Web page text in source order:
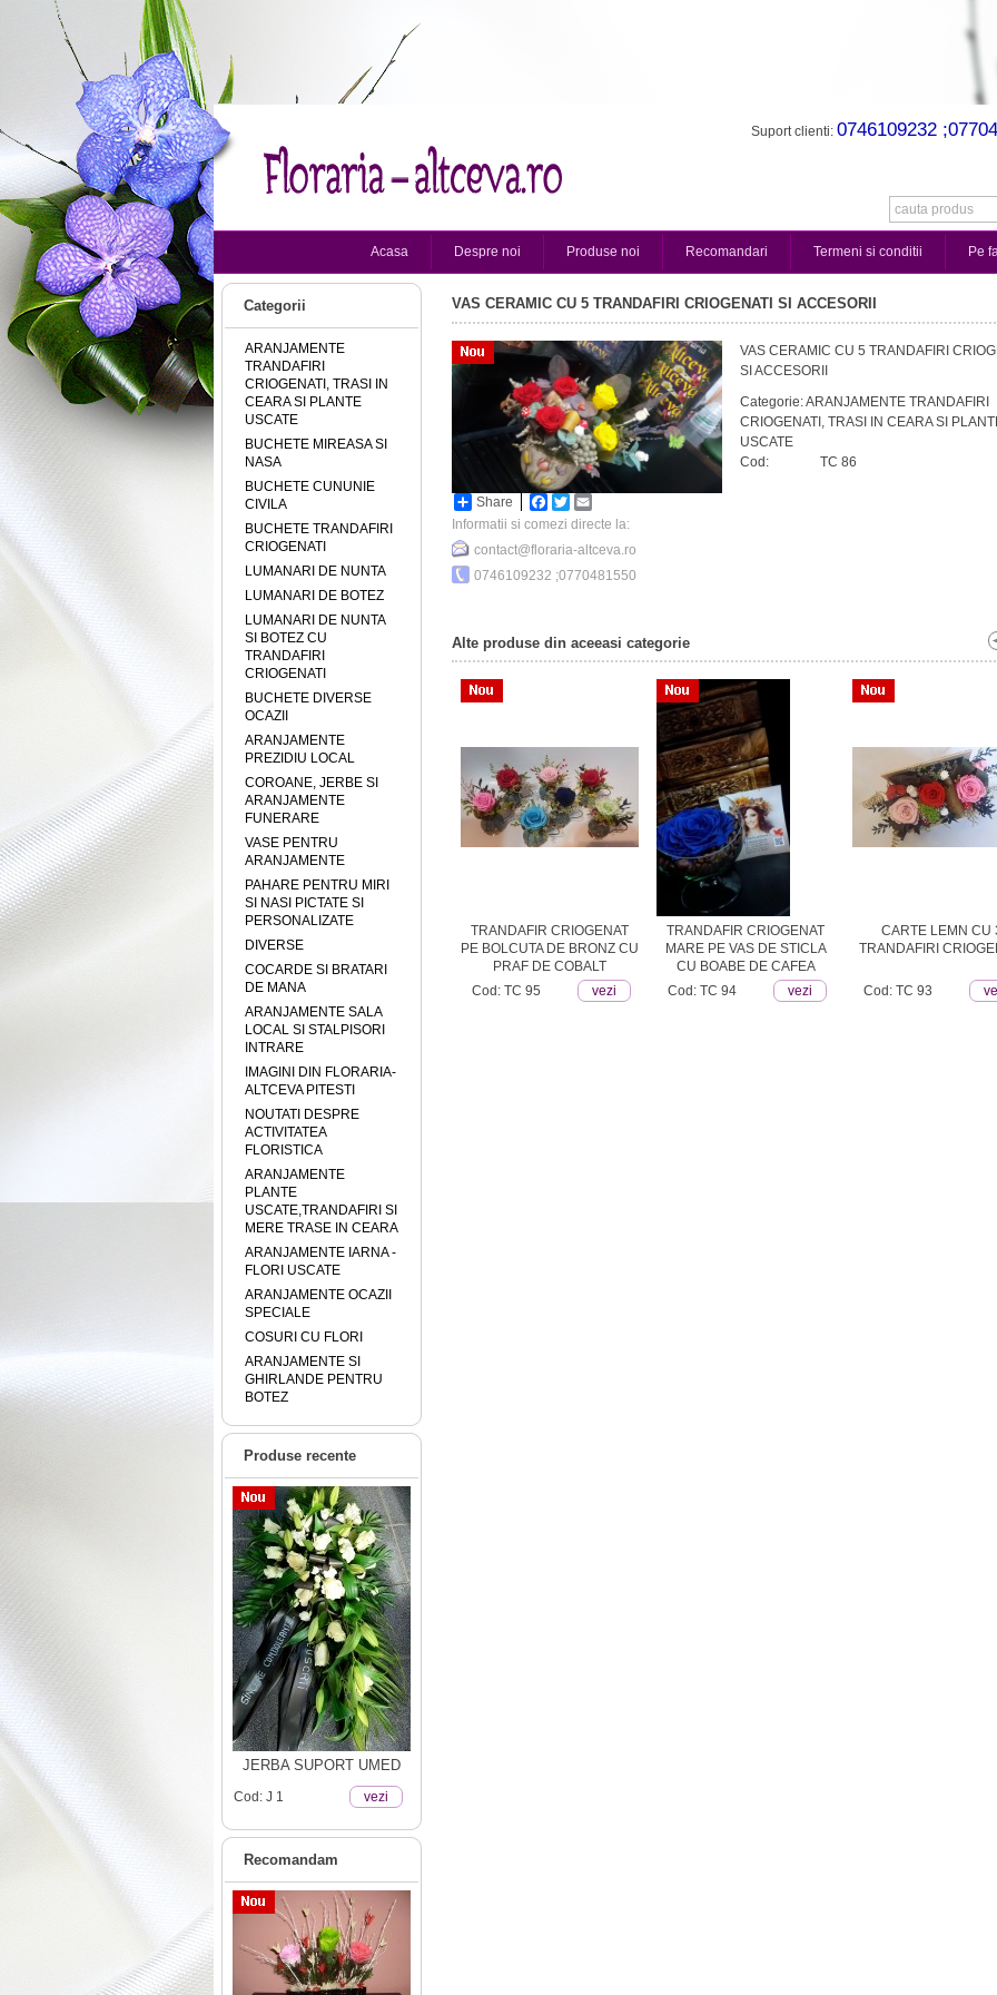
Suport clienti: 0746109232
Acasa Despre noi Produse noi Recomandari Termeni si conditii Pe
Categorii
ARANJAMENTE
TRANDAFIRI
CRIOGENATI, TRASI IN
CEARA SI PLANTE
USCATE
BUCHETE MIREASA SI
NASA
BUCHETE CUNUNIE
CIVILA
BUCHETE TRANDAFIRI
CRIOGENATI
LUMANARI DE NUNTA
LUMANARI DE BOTEZ
LUMANARI DE NUNTA
SI BOTEZ CU
TRANDAFIRI
CRIOGENATI
BUCHETE DIVERSE
OCAZII
ARANJAMENTE
PREZIDIU LOCAL
COROANE, JERBE SI
ARANJAMENTE
FUNERARE
VASE PENTRU
ARANJAMENTE
PAHARE PENTRU MIRI
SI NASI PICTATE SI
PERSONALIZATE
DIVERSE
COCARDE SI BRATARI
DE MANA
ARANJAMENTE SALA
LOCAL SI STALPISORI
INTRARE
IMAGINI DIN FLORARIA-
ALTCEVA PITESTI
NOUTATI DESPRE
ACTIVITATEA
FLORISTICA
ARANJAMENTE
PLANTE
USCATE,TRANDAFIRI SI
MERE TRASE IN CEARA
ARANJAMENTE IARNA -
FLORI USCATE
ARANJAMENTE OCAZII
SPECIALE
COSURI CU FLORI
ARANJAMENTE SI
GHIRLANDE PENTRU
BOTEZ
Produse recente
JERBA SUPORT UMED
Cod: J 1 vezi
Recomandam
VAS CERAMIC CU 5 TRANDAFIRI CRIOGENATI SI ACCESORII
Share Facebook
Twitter
Informatii si comezi directe la:
contact@floraria-altceva.ro
0746109232 ;0770481550
VAS CERAMIC CU 5 TRANDAFIRI
SI ACCESORII
Categorie:ARANJAMENTE TRANDAFIRI
CRIOGENATI, TRASI IN CEARA SI
USCATE
Cod:
TC 86
Alte produse din aceeasi categorie
TRANDAFIRI CRIOGENATI -
Cod: TC2
TRANDAFIR CRIOGENAT
PE BOLCUTA DE BRONZ CU
PRAF DE COBALT
Cod: TC 95
vezi
TRANDAFIR CRIOGENAT
MARE PE VAS DE STICLA
CU BOABE DE CAFEA
Cod: TC 94
vezi
CARTE LEMN CU
TRANDAFIRI
Cod: TC 93